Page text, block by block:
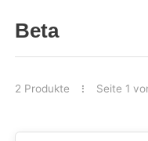
Beta
2 Produkte Seite 1